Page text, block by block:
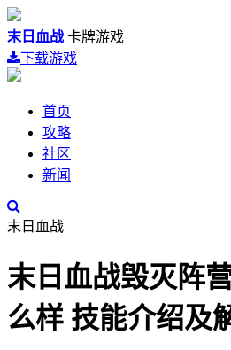
末日血战 卡牌游戏
下载游戏
首页
攻略
社区
新闻
末日血战
末日血战毁灭阵
么样 技能介绍及